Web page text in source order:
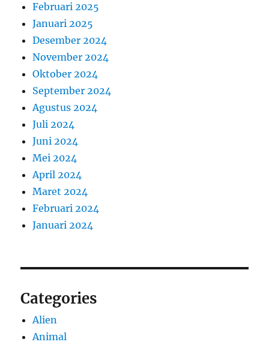
Februari 2025
Januari 2025
Desember 2024
November 2024
Oktober 2024
September 2024
Agustus 2024
Juli 2024
Juni 2024
Mei 2024
April 2024
Maret 2024
Februari 2024
Januari 2024
Categories
Alien
Animal